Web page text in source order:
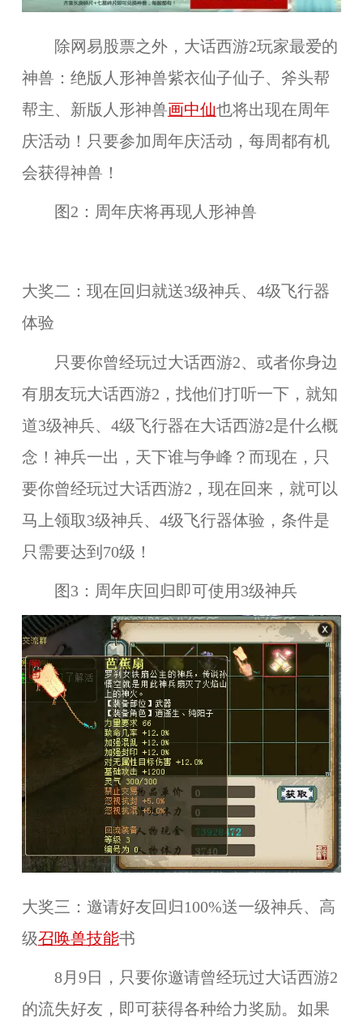
除网易股票之外，大话西游2玩家最爱的
神兽：绝版人形神兽紫衣仙子仙子、斧头帮
帮主、新版人形神兽画中仙也将出现在周年
庆活动！只要参加周年庆活动，每周都有机
会获得神兽！
图2：周年庆将再现人形神兽
大奖二：现在回归就送3级神兵、4级飞行器
体验
只要你曾经玩过大话西游2、或者你身边
有朋友玩大话西游2，找他们打听一下，就知
道3级神兵、4级飞行器在大话西游2是什么概
念！神兵一出，天下谁与争峰？而现在，只
要你曾经玩过大话西游2，现在回来，就可以
马上领取3级神兵、4级飞行器体验，条件是
只需要达到70级！
图3：周年庆回归即可使用3级神兵
大奖三：邀请好友回归100%送一级神兵、高
级召唤兽技能书
8月9日，只要你邀请曾经玩过大话西游2
的流失好友，即可获得各种给力奖励。如果